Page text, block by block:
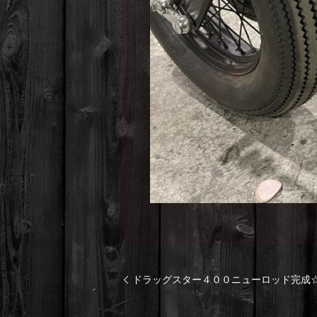
ドラッグスター４００ニューロッド完成